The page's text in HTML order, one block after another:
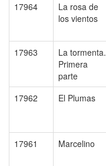
17964
La rosa de
los vientos
17963
La tormenta.
Primera
parte
17962 El Plumas
17961 Marcelino